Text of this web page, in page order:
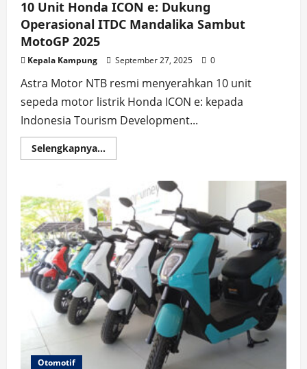
10 Unit Honda ICON e: Dukung
Operasional ITDC Mandalika Sambut
MotoGP 2025
Kepala Kampung September 27, 2025 0
Astra Motor NTB resmi menyerahkan 10 unit
sepeda motor listrik Honda ICON e: kepada
Indonesia Tourism Development...
Selengkapnya...
more
Ride
Usai
Astra
Motor
NTB
Serahkan
10
Unit
Honda
ICON
e:
Dukung
Operasional
ITDC
Mandalika
Sambut
MotoGP
2025
Otomotif